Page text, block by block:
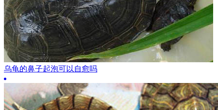
乌龟的鼻子起泡可以自愈吗